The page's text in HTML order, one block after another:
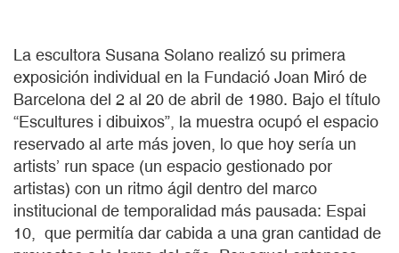
La escultora Susana Solano realizó su primera
exposición individual en la Fundació Joan Miró de
Barcelona del 2 al 20 de abril de 1980. Bajo el título
“Escultures i dibuixos”, la muestra ocupó el espacio
reservado al arte más joven, lo que hoy sería un
artists’ run space (un espacio gestionado por
artistas) con un ritmo ágil dentro del marco
institucional de temporalidad más pausada: Espai
10, que permitía dar cabida a una gran cantidad de